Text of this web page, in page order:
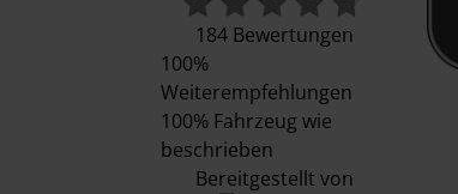
184 Bewertungen
100%
Weiterempfehlungen
100%Fahrzeug wie
beschrieben
Bereitgestellt von